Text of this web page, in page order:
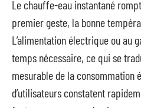
Le chauffe-eau instantané
premier geste, la bonne
L’alimentation électrique ou au
temps nécessaire, ce qui se
mesurable de la consommation
d’utilisateurs constatent